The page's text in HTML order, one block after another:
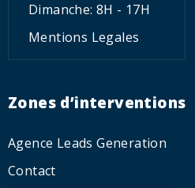
Dimanche: 8H - 17H
Mentions Legales
Zones d’interventions
Agence Leads Generation
Contact